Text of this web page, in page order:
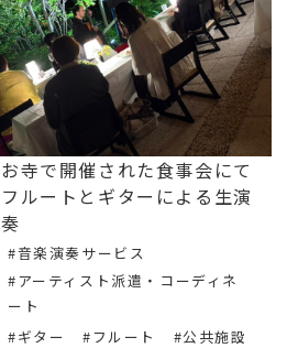
お寺で開催された食事会にて
フルートとギターによる生演
奏
#音楽演奏サービス
#アーティスト派遣・コーディネ
ート
#ギター
#フルート
#公共施設